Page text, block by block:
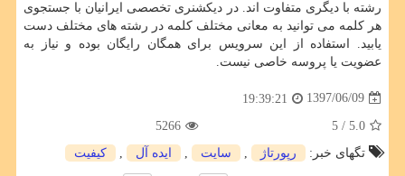
رشته با دیگری متفاوت اند. در دیکشنری تخصصی ایرانیان با جستجوی
هر کلمه می توانید به معانی مختلف کلمه در رشته های مختلف دست
یابید. استفاده از این سرویس برای همگان رایگان بوده و نیاز به
عضویت یا پروسه خاصی نیست.
1397/06/09
19:39:21
5.0
/ 5
5266
تگهای خبر:
رپورتاژ سایت ایده آل كیفیت